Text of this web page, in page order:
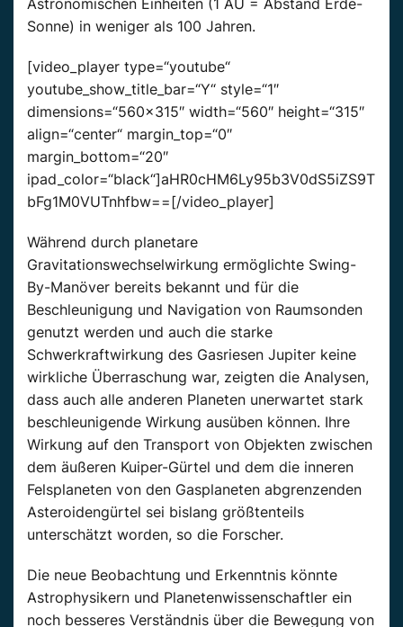
Sonne) in weniger als 100 Jahren.
[video_player type=“youtube“
youtube_show_title_bar=“Y“ style=“1″
dimensions=“560×315″ width=“560″ height=“315″
align=“center“ margin_top=“0″
margin_bottom=“20″
ipad_color=“black“]aHR0cHM6Ly95b3V0dS5iZS9T
bFg1M0VUTnhfbw==[/video_player]
Während durch planetare
Gravitationswechselwirkung ermöglichte Swing-
By-Manöver bereits bekannt und für die
Beschleunigung und Navigation von Raumsonden
genutzt werden und auch die starke
Schwerkraftwirkung des Gasriesen Jupiter keine
wirkliche Überraschung war, zeigten die Analysen,
dass auch alle anderen Planeten unerwartet stark
beschleunigende Wirkung ausüben können. Ihre
Wirkung auf den Transport von Objekten zwischen
dem äußeren Kuiper-Gürtel und dem die inneren
Felsplaneten von den Gasplaneten abgrenzenden
Asteroidengürtel sei bislang größtenteils
unterschätzt worden, so die Forscher.
Die neue Beobachtung und Erkenntnis könnte
Astrophysikern und Planetenwissenschaftler ein
noch besseres Verständnis über die Bewegung von